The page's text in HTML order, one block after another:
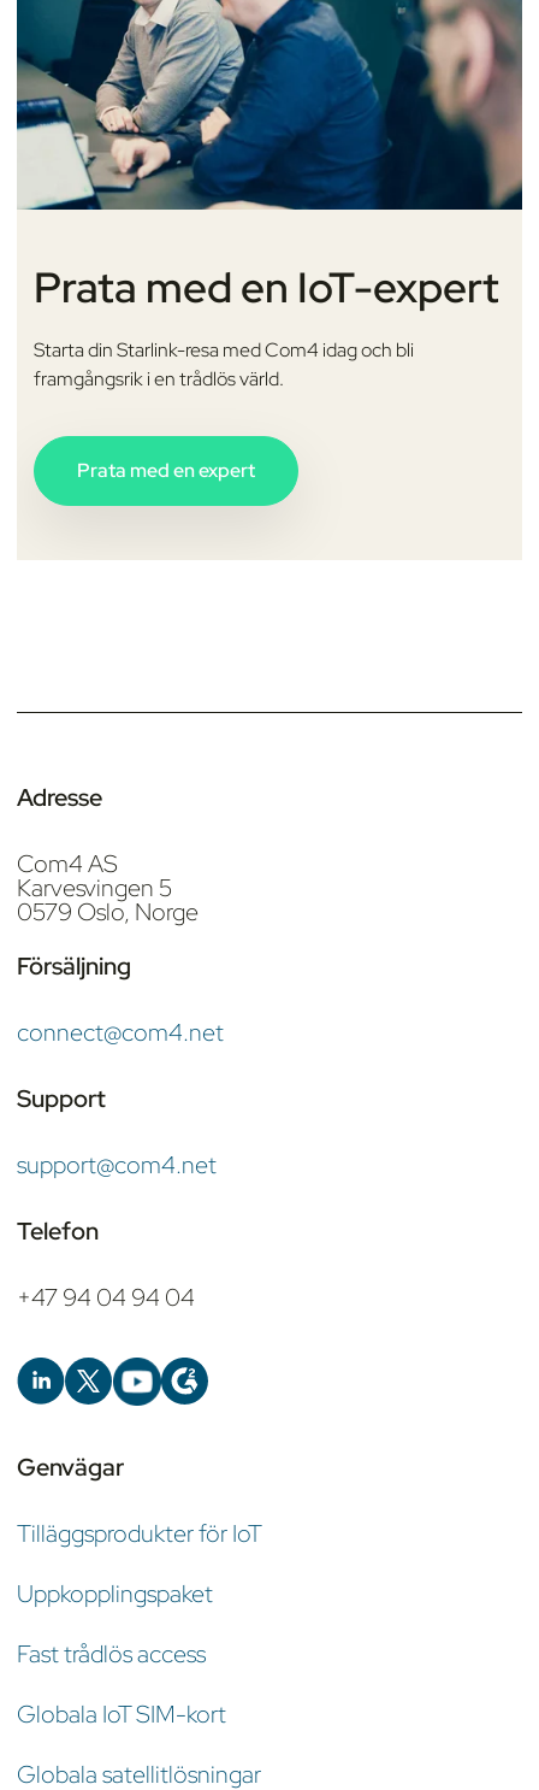
Prata med en IoT-expert
Starta din Starlink-resa med Com4 idag och bli
framgångsrik i en trådlös värld.
Prata med en expert
Adresse
Com4 AS
Karvesvingen 5
0579 Oslo, Norge
Försäljning
connect@com4.net
Support
support@com4.net
Telefon
+47 94 04 94 04
Genvägar
Tilläggsprodukter för IoT
Uppkopplingspaket
Fast trådlös access
Globala IoT SIM-kort
Globala satellitlösningar